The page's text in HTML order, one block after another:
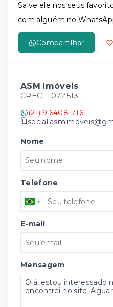
Salve ele nos seus
com alguém no
Compartilhar
ASM Imóveis
CRECI - 072.513
(21) 9 6408-7161
Nome
Telefone
E-mail
Mensagem